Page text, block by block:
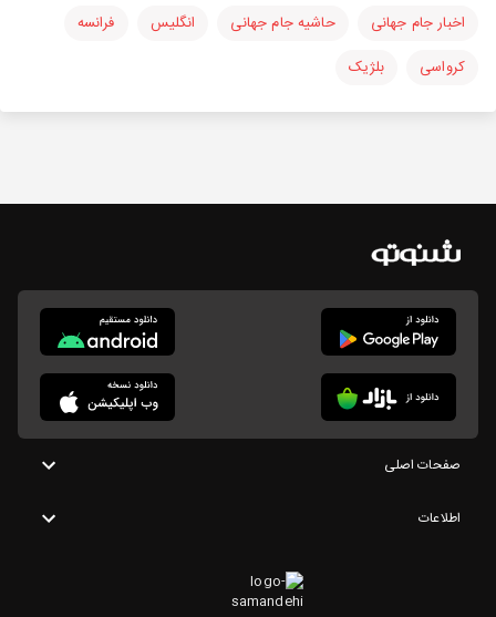
اخبار جام جهانی
حاشیه جام جهانی انگلیس
فرانسه
کرواسی
بلژیک
صفحات اصلی
اطلاعات